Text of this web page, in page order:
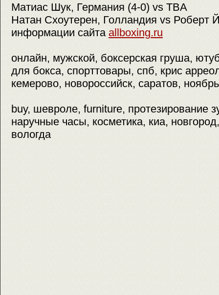
Матиас Шук, Германия (4-0) vs TBA
Натан Схоутерен, Голландия vs
информации сайта allboxing.ru
онлайн, мужской, боксерская груша,
для бокса, спорттовары, спб, крис
кемерово, новороссийск, саратов,
buy, шевроле, furniture, протезирование
наручные часы, косметика, киа,
вологда